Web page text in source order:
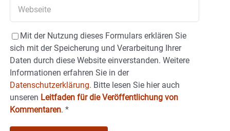
Mit der Nutzung dieses Formulars erklären Sie
sich mit der Speicherung und Verarbeitung Ihrer
Daten durch diese Website einverstanden. Weitere
Informationen erfahren Sie in der
Datenschutzerklärung. Bitte lesen Sie hier auch
unseren Leitfaden für die Veröffentlichung von
Kommentaren. *